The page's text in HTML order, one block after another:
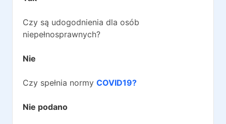
Czy są udogodnienia dla osób
niepełnosprawnych?
Nie
Czy spełnia normy COVID19?
Nie podano